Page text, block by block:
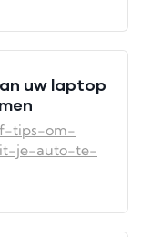
uw laptop
tips-om-
je-auto-te-